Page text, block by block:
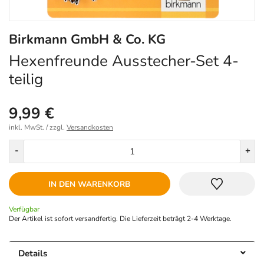
Birkmann GmbH & Co. KG
Hexenfreunde Ausstecher-Set 4-
teilig
9,99 €
inkl. MwSt. / zzgl. Versandkosten
- +
IN DEN WARENKORB
Verfügbar
Der Artikel ist sofort versandfertig. Die Lieferzeit beträgt 2-4 Werktage.
Details